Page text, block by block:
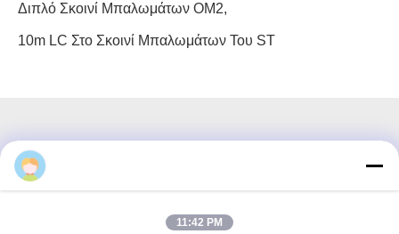
Διπλό Σκοινί Μπαλωμάτων OM2,
10m LC Στο Σκοινί Μπαλωμάτων Του ST
3F, τετράγωνο #7, GS Park, Wuhe Blvd, Guanlan Longhua,
Ηλεκτρονικό ταχυδρομείο: fanny@opticking.com
11:42 PM